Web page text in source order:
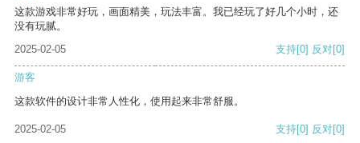
这款游戏非常好玩，画面精美，玩法丰富。我已经玩了好几个小时，还
没有玩腻。
2025-02-05
支持[0] 反对[0]
游客
这款软件的设计非常人性化，使用起来非常舒服。
2025-02-05 支持[0] 反对[0]